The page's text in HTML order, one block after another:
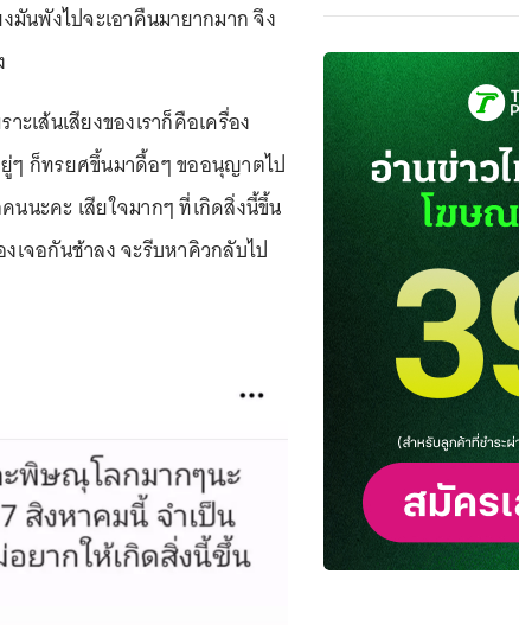
มันพังไปจะเอาคืนมายากมาก จึง
ะเส้นเสียงของเราก็คือเครื่อง
ๆ ก็ทรยศขึ้นมาดื้อๆ ขออนุญาตไป
นะคะ เสียใจมากๆ ที่เกิดสิ่งนี้ขึ้น
เจอกันช้าลง จะรีบหาคิวกลับไป